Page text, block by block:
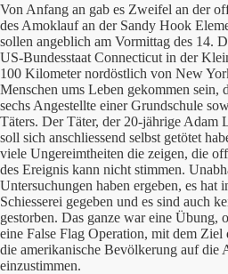
Von Anfang an gab es Zweifel an der
des Amoklauf an der Sandy Hook
sollen angeblich am Vormittag des 14.
US-Bundesstaat Connecticut in der
100 Kilometer nordöstlich von New
Menschen ums Leben gekommen sein,
sechs Angestellte einer Grundschule
Täters. Der Täter, der 20-jährige Adam
soll sich anschliessend selbst getötet
viele Ungereimtheiten die zeigen, die
des Ereignis kann nicht stimmen.
Untersuchungen haben ergeben, es hat
Schiesserei gegeben und es sind auch
gestorben. Das ganze war eine Übung,
eine False Flag Operation, mit dem Ziel
die amerikanische Bevölkerung auf die
einzustimmen.